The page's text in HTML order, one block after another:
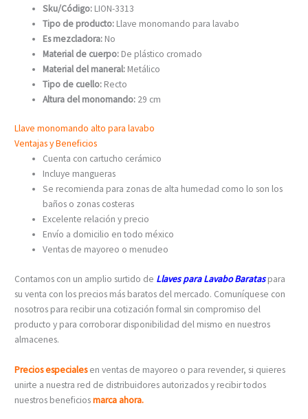
Sku/Código: LION-3313
Tipo de producto: Llave monomando para lavabo
Es mezcladora: No
Material de cuerpo: De plástico cromado
Material del maneral: Metálico
Tipo de cuello: Recto
Altura del monomando: 29 cm
Llave monomando alto para lavabo
Ventajas y Beneficios
Cuenta con cartucho cerámico
Incluye mangueras
Se recomienda para zonas de alta humedad como lo son los
baños o zonas costeras
Excelente relación y precio
Envío a domicilio en todo méxico
Ventas de mayoreo o menudeo
Contamos con un amplio surtido de Llaves para Lavabo Barataspara
su venta con los precios más baratos del mercado. Comuníquese con
nosotros para recibir una cotización formal sin compromiso del
producto y para corroborar disponibilidad del mismo en nuestros
almacenes.
Precios especialesen ventas de mayoreo o para revender, si quieres
unirte a nuestra red de distribuidores autorizados y recibir todos
nuestros beneficiosmarca ahora.